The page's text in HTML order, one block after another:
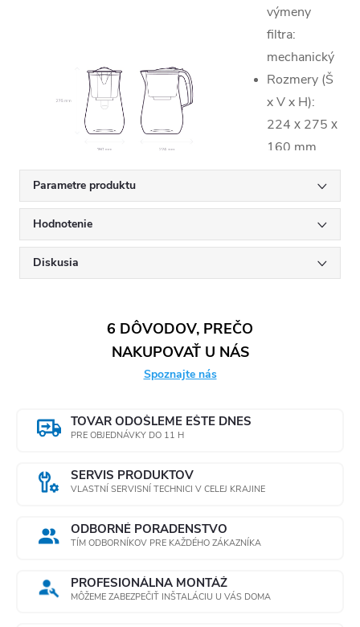
výmeny
filtra:
mechanický
Rozmery (Š
x V x H):
224 х 275 х
160 mm
Materiál:
patróny: 350
Typ viečka:
Parametre produktu
Hodnotenie
Diskusia
6 DÔVODOV, PREČO
NAKUPOVAŤ U NÁS
Spoznajte nás
TOVAR ODOŠLEME EŠTE DNES
PRE OBJEDNÁVKY DO 11 H
SERVIS PRODUKTOV
VLASTNÍ SERVISNÍ TECHNICI V CELEJ KRAJINE
ODBORNÉ PORADENSTVO
TÍM ODBORNÍKOV PRE KAŽDÉHO ZÁKAZNÍKA
PROFESIONÁLNA MONTÁŽ
MÔŽEME ZABEZPEČIŤ INŠTALÁCIU U VÁS DOMA